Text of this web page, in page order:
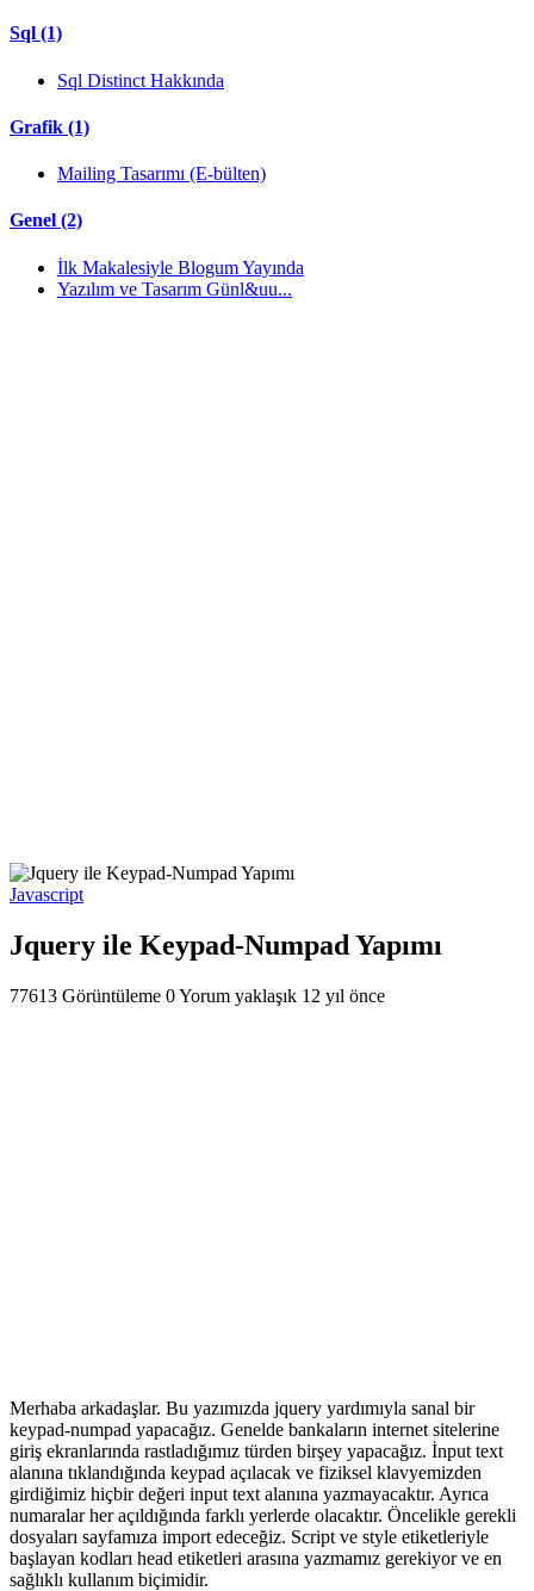
Sql (1)
Sql Distinct Hakkında
Grafik (1)
Mailing Tasarımı (E-bülten)
Genel (2)
İlk Makalesiyle Blogum Yayında
Yazılım ve Tasarım Günl&uu...
Javascript
Jquery ile Keypad-Numpad Yapımı
77613 Görüntüleme 0 Yorum yaklaşık 12 yıl önce
Merhaba arkadaşlar. Bu yazımızda jquery yardımıyla sanal bir
keypad-numpad yapacağız. Genelde bankaların internet sitelerine
giriş ekranlarında rastladığımız türden birşey yapacağız. İnput text
alanına tıklandığında keypad açılacak ve fiziksel klavyemizden
girdiğimiz hiçbir değeri input text alanına yazmayacaktır. Ayrıca
numaralar her açıldığında farklı yerlerde olacaktır. Öncelikle gerekli
dosyaları sayfamıza import edeceğiz. Script ve style etiketleriyle
başlayan kodları head etiketleri arasına yazmamız gerekiyor ve en
sağlıklı kullanım biçimidir.